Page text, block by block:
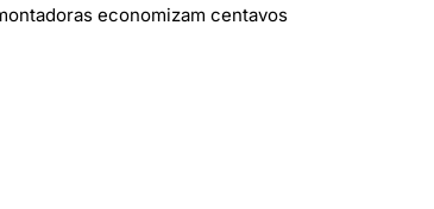
economizam centavos